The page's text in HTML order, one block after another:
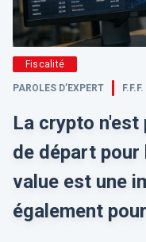
Fiscalité
PAROLES D’EXPERT F.F.F.
La crypto n'est
de départ pour
value est une
également